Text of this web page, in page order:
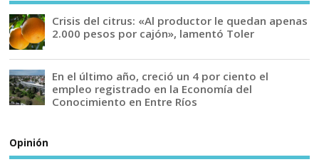
Crisis del citrus: «Al productor le quedan apenas
2.000 pesos por cajón», lamentó Toler
En el último año, creció un 4 por ciento el
empleo registrado en la Economía del
Conocimiento en Entre Ríos
Opinión